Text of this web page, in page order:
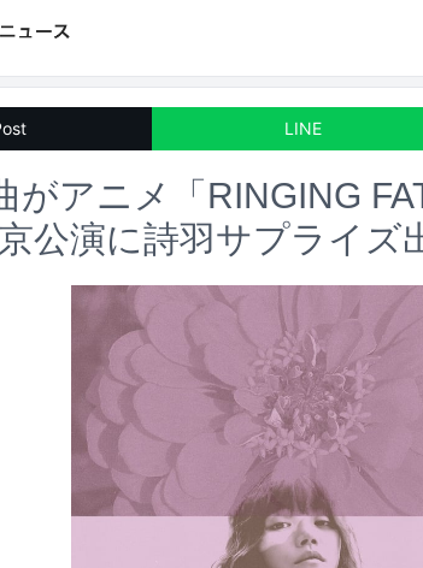
LINE
がアニメ「RINGING
公演に詩羽サプライズ